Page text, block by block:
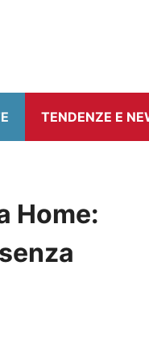
TENDENZE E
Home: